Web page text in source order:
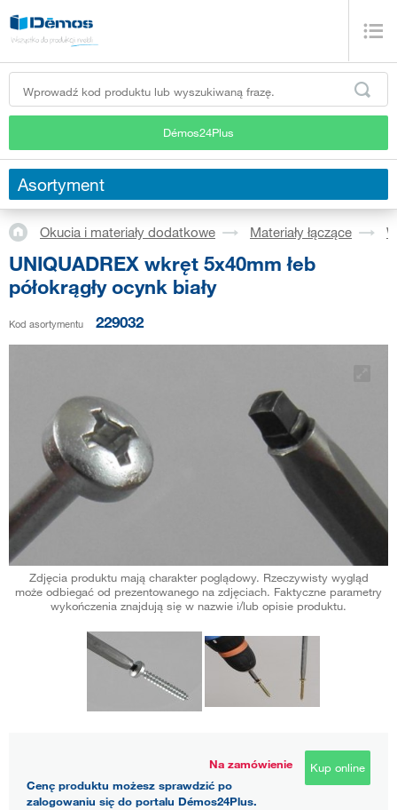
Démos24Plus
Asortyment
Okucia i materiały dodatkowe Materiały łączące
UNIQUADREX wkręt 5x40mm łeb
półokrągły ocynk biały
Kod asortymentu 229032
Zdjęcia produktu mają charakter poglądowy. Rzeczywisty wygląd
może odbiegać od prezentowanego na zdjęciach. Faktyczne parametry
wykończenia znajdują się w nazwie i/lub opisie produktu.
Na zamówienie
Cenę produktu możesz sprawdzić po
zalogowaniu się do portalu Démos24Plus.
Kup online